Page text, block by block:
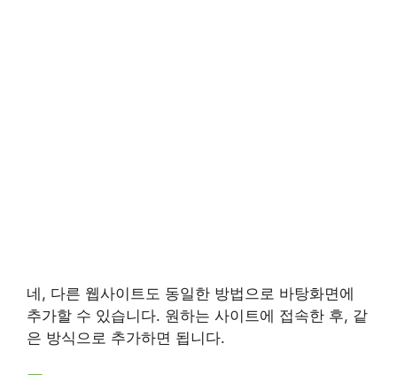
네, 다른 웹사이트도 동일한 방법으로 바탕화면에
추가할 수 있습니다. 원하는 사이트에 접속한 후, 같
은 방식으로 추가하면 됩니다.